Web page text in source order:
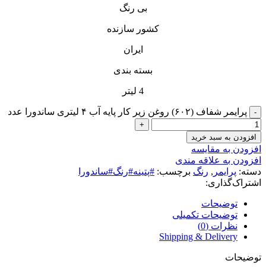
بی رنگ
کشور سازنده
ایران
بسته بندی
4 لیتر
پرایمر شفاف (۶۰۲) روغن زیر کار پایه آب ۴ لیتری ساندورا عدد
افزودن به سبد خرید
افزودن به مقایسه
افزودن به علاقه مندی
دسته: پرایمر , رنگ برچسب: #پتینه#رنگ#ساندورا
اشتراک‌گذاری:
توضیحات
توضیحات تکمیلی
نظرات (0)
Shipping & Delivery
توضیحات